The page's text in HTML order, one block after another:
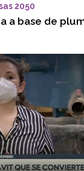
2050
a base de